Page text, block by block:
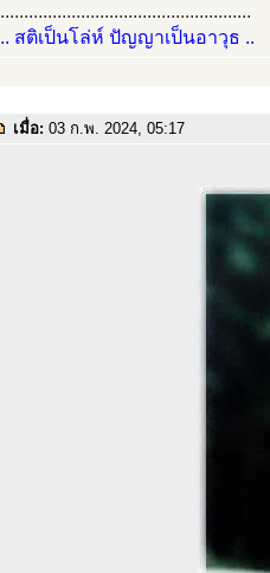
.....................................................
.. สติเป็นโล่ห์ ปัญญาเป็นอาวุธ ..
เมื่อ: 03 ก.พ. 2024, 05:17